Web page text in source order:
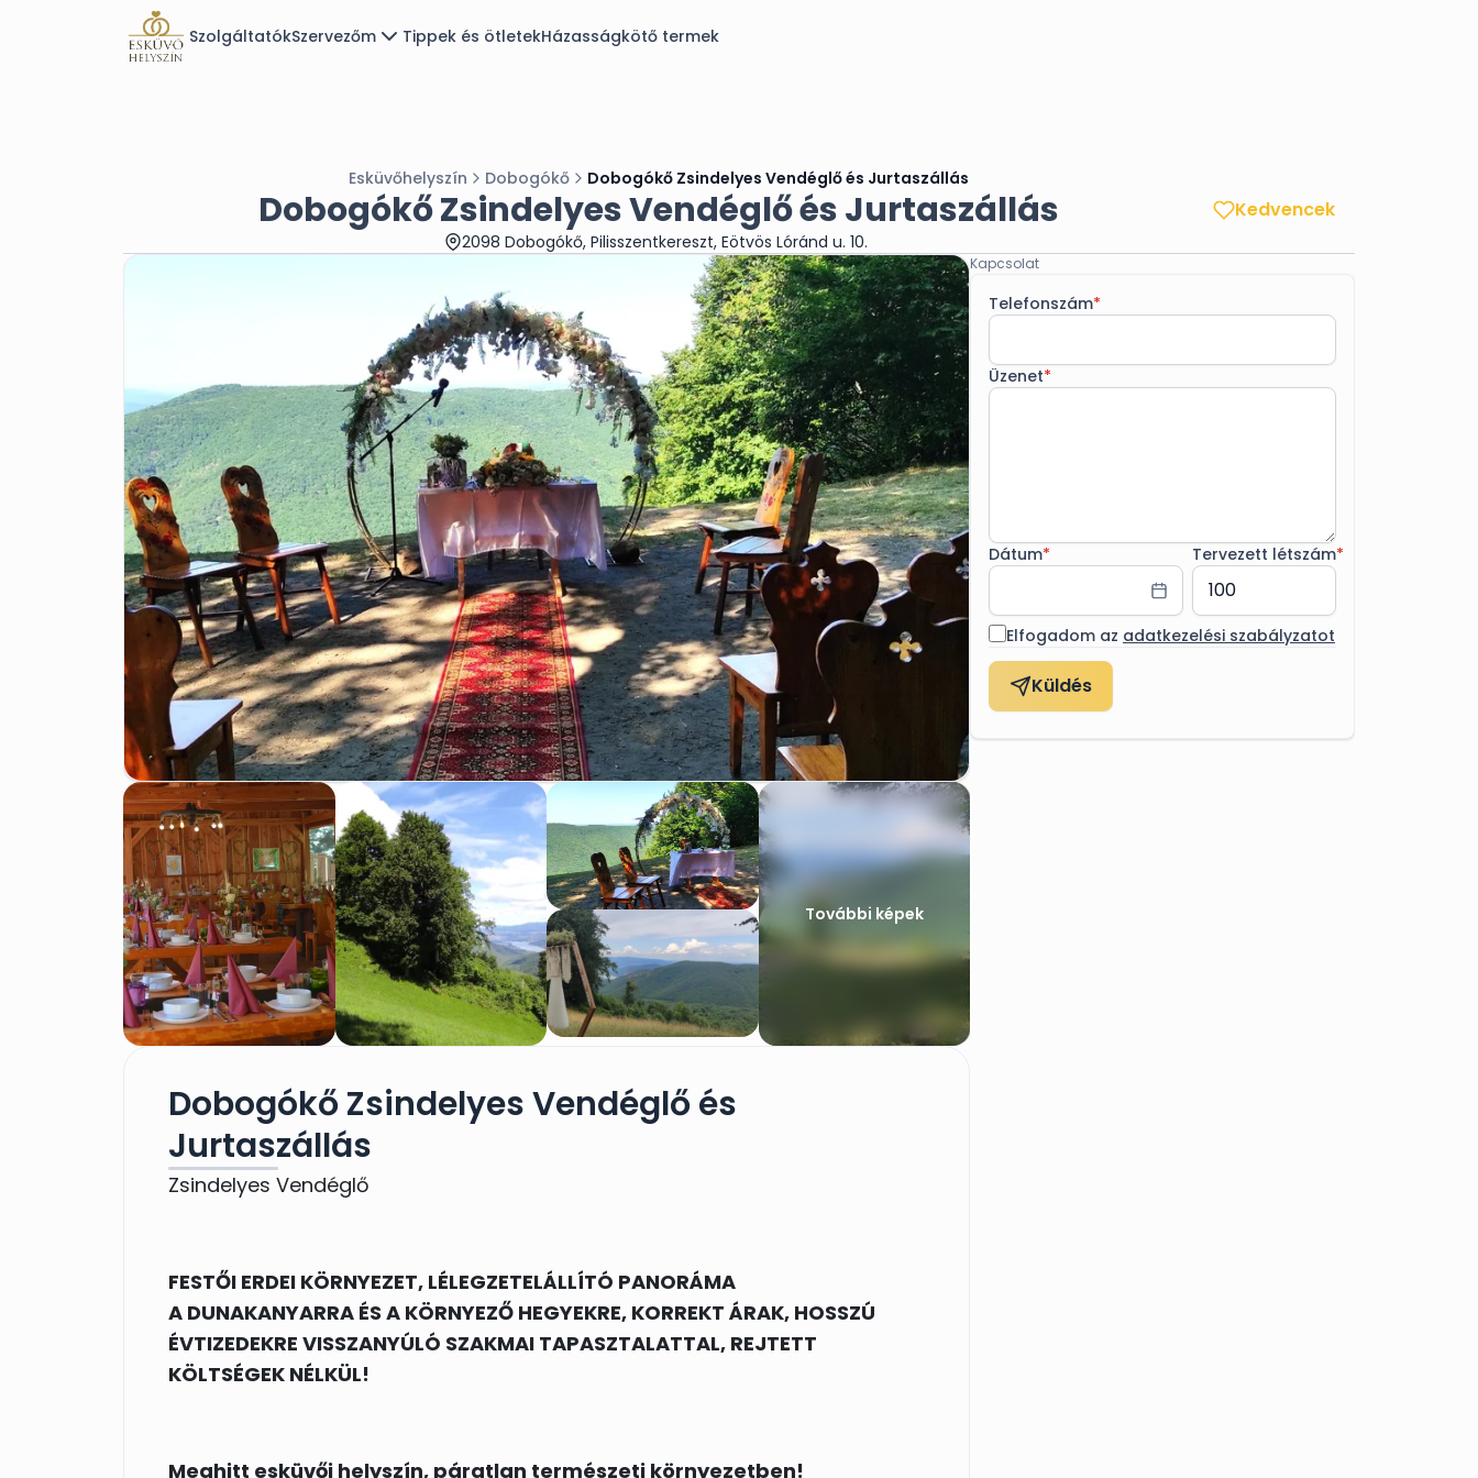
SzolgáltatókSzervezőm Tippek és ötletekHázasságkötő termek
Esküvőhelyszín Dobogókő Dobogókő Zsindelyes Vendéglő és Jurtaszállás
Dobogókő Zsindelyes Vendéglő és Jurtaszállás
2098 Dobogókő, Pilisszentkereszt, Eötvös Lóránd u. 10.
Kedvencek
További képek
Dobogókő Zsindelyes Vendéglő és
Jurtaszállás
Zsindelyes Vendéglő
FESTŐI ERDEI KÖRNYEZET, LÉLEGZETELÁLLÍTÓ PANORÁMA
A DUNAKANYARRA ÉS A KÖRNYEZŐ HEGYEKRE, KORREKT ÁRAK, HOSSZÚ
ÉVTIZEDEKRE VISSZANYÚLÓ SZAKMAI TAPASZTALATTAL, REJTETT
KÖLTSÉGEK NÉLKÜL!
Meghitt esküvői helyszín, páratlan természeti környezetben!
Kapcsolat
Telefonszám*
Üzenet*
Dátum* Tervezett létszám*
Elfogadom az adatkezelési szabályzatot
Küldés